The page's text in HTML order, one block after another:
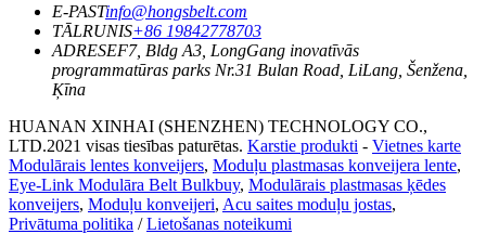
E-PASTinfo@hongsbelt.com
TĀLRUNIS+86 19842778703
ADRESEF7, Bldg A3, LongGang inovatīvās
programmatūras parks Nr.31 Bulan Road, LiLang, Šenžena,
Ķīna
HUANAN XINHAI (SHENZHEN) TECHNOLOGY CO.,
LTD.2021 visas tiesības paturētas. Karstie produkti - Vietnes karte
Modulārais lentes konveijers, Moduļu plastmasas konveijera lente,
Eye-Link Modulāra Belt Bulkbuy, Modulārais plastmasas ķēdes
konveijers, Moduļu konveijeri, Acu saites moduļu jostas,
Privātuma politika /Lietošanas noteikumi